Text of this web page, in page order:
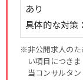
あり
具体的な対策
※非公開求人のた
い項目につき
当コンサルタ